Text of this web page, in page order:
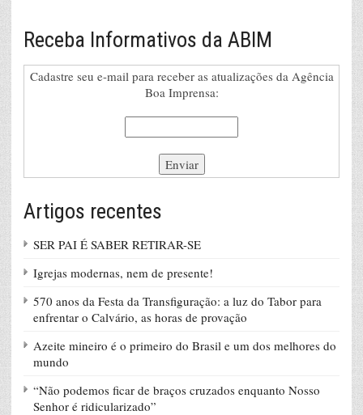
Receba Informativos da ABIM
Cadastre seu e-mail para receber as atualizações da Agência
Boa Imprensa:
Artigos recentes
SER PAI É SABER RETIRAR-SE
Igrejas modernas, nem de presente!
570 anos da Festa da Transfiguração: a luz do Tabor para
enfrentar o Calvário, as horas de provação
Azeite mineiro é o primeiro do Brasil e um dos melhores do
mundo
“Não podemos ficar de braços cruzados enquanto Nosso
Senhor é ridicularizado”